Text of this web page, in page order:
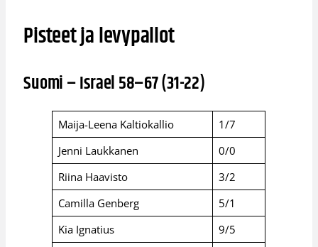
Pisteet ja levypallot
Suomi – Israel 58–67 (31-22)
Maija-Leena Kaltiokallio
1/7
Jenni Laukkanen
0/0
Riina Haavisto
3/2
Camilla Genberg
5/1
Kia Ignatius
9/5